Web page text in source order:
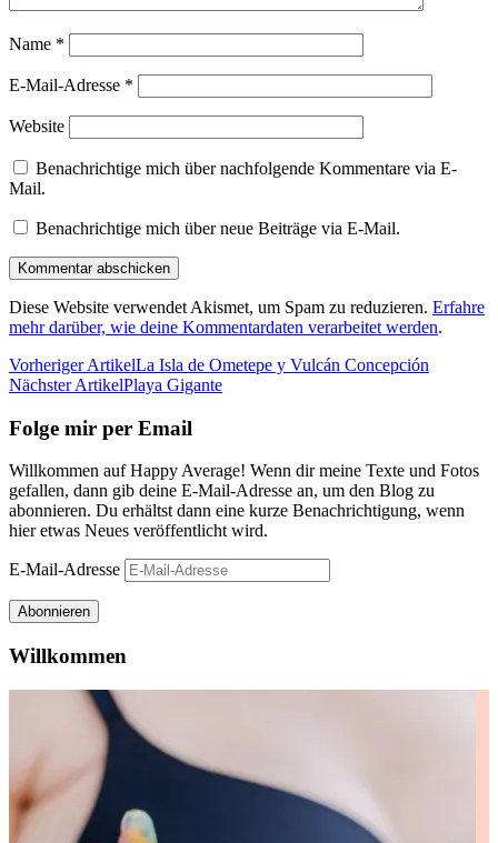
Name *
E-Mail-Adresse *
Website
Benachrichtige mich über nachfolgende Kommentare via E-
Mail.
Benachrichtige mich über neue Beiträge via E-Mail.
Diese Website verwendet Akismet, um Spam zu reduzieren. Erfahre
mehr darüber, wie deine Kommentardaten verarbeitet werden.
Vorheriger ArtikelLa Isla de Ometepe y Vulcán Concepción
Nächster ArtikelPlaya Gigante
Folge mir per Email
Willkommen auf Happy Average! Wenn dir meine Texte und Fotos
gefallen, dann gib deine E-Mail-Adresse an, um den Blog zu
abonnieren. Du erhältst dann eine kurze Benachrichtigung, wenn
hier etwas Neues veröffentlicht wird.
E-Mail-Adresse
Abonnieren
Willkommen